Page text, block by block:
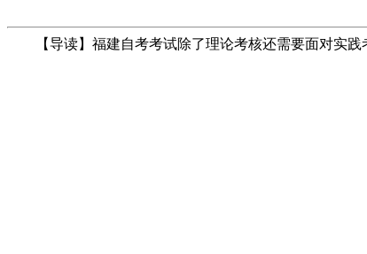
【导读】福建自考考试除了理论考核还需要面对实践